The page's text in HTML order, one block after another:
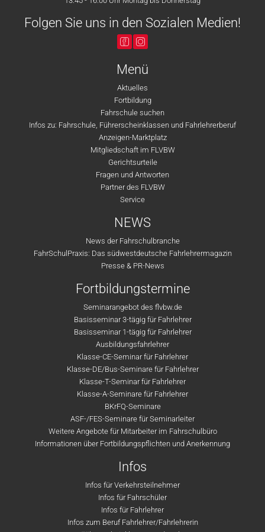
Folgen Sie uns in den Sozialen Medien!
Menü
Aktuelles
Fortbildung
Fahrschule suchen
Infos zu: Fahrschule, Führerscheinklassen und Fahrlehrerberuf
Anzeigen-Marktplatz
Mitgliedschaft im FLVBW
Gerichtsurteile
Fragen und Antworten
Partner des FLVBW
Service
NEWS
News der Fahrschulbranche
FahrSchulPraxis: Das südwestdeutsche Fahrlehrermagazin
Presse & PR-News
Fortbildungstermine
Seminarangebot des flvbw.de
Basisseminar 3-tägig für Fahrlehrer
Basisseminar 1-tägig für Fahrlehrer
Ausbildungsfahrlehrer
Klasse-CE-Seminar für Fahrlehrer
Klasse-DE/Bus-Seminare für Fahrlehrer
Klasse-T-Seminar für Fahrlehrer
Klasse-A-Seminare für Fahrlehrer
BKrFQ-Seminare
ASF-/FES-Seminare für Seminarleiter
Weitere Angebote für Mitarbeiter im Fahrschulbüro
Informationen über Fortbildungspflichten und Anerkennung
Infos
Infos für Verkehrsteilnehmer
Infos für Fahrschüler
Infos für Fahrlehrer
Infos zum Beruf Fahrlehrer/Fahrlehrerin